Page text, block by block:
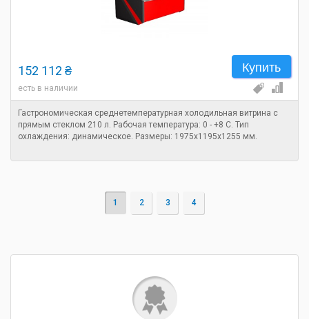
Купить
152 112 ₴
есть в наличии
Гастрономическая среднетемпературная холодильная витрина с
прямым стеклом 210 л. Рабочая температура: 0 - +8 C. Тип
охлаждения: динамическое. Размеры: 1975х1195х1255 мм.
1 2 3 4